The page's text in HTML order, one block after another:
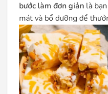
bước làm đơn giản là
mát và bổ dưỡng để